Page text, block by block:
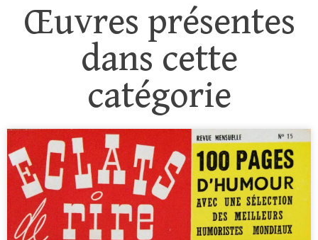
Œuvres présentes
dans cette
catégorie